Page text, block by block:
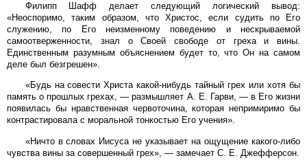
Филипп Шафф делает следующий логический вывод:
«Неоспоримо, таким образом, что Христос, если судить по Его
служению, по Его неизменному поведению и нескрываемой
самоотверженности, знал о Своей свободе от греха и вины.
Единственным разумным объяснением будет то, что Он на самом
деле был безгрешен».
«Будь на совести Христа какой-нибудь тайный грех или хотя бы
память о прошлых грехах, — размышляет А. Е. Гарви, — в Его жизни
появилась бы нравственная червоточина, которая непримиримо бы
контрастировала с моральной тонкостью Его учения».
«Ничто в словах Иисуса не указывает на ощущение какого-либо
чувства вины за совершенный грех», — замечает С. Е. Джефферсон.